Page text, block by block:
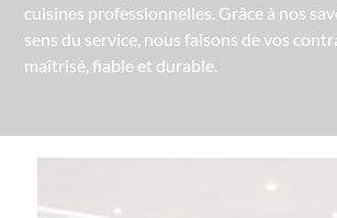
cuisines professionnelles. Grâce à nos
sens du service, nous faisons de vos
maîtrisé, fiable et durable.